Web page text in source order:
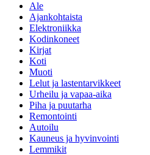
Ale
Ajankohtaista
Elektroniikka
Kodinkoneet
Kirjat
Koti
Muoti
Lelut ja lastentarvikkeet
Urheilu ja vapaa-aika
Piha ja puutarha
Remontointi
Autoilu
Kauneus ja hyvinvointi
Lemmikit